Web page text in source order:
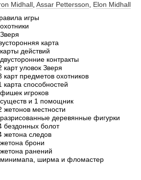
Midhall, Assar Pettersson, Elon Midhall
игры
карта
действий
контракты
карт уловок Зверя
карт предметов охотников
карта способностей
игроков
и 1 помощник
жетонов местности
деревянные фигурки
бездонных болот
жетона следов
брони
ранений
ширма и фломастер